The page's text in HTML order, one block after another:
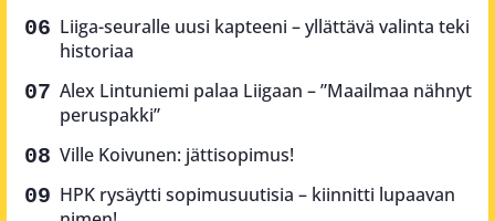
Liiga-seuralle uusi kapteeni – yllättävä valinta teki
historiaa
Alex Lintuniemi palaa Liigaan – ”Maailmaa nähnyt
peruspakki”
Ville Koivunen: jättisopimus!
HPK rysäytti sopimusuutisia – kiinnitti lupaavan